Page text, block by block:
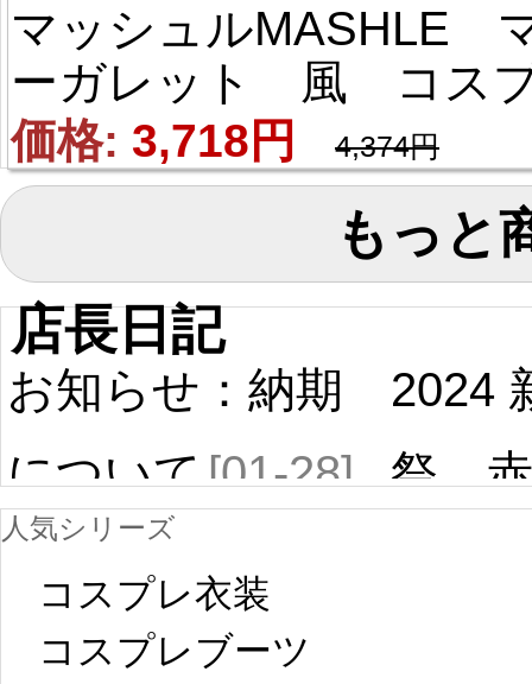
マッシュルMASHLE
ーガレット 風 コス
レウィッグ
価格: 3,718円 4,374円
もっと
店長日記
お知らせ：納期
について[01-28]
中国旧正月の影
響で2024年2月5
2024
祭 赤
人気シリーズ
コスプレ衣装
コスプレブーツ